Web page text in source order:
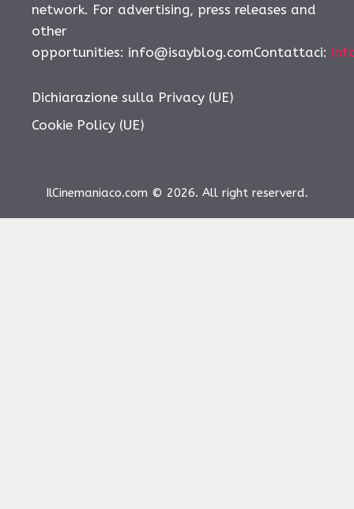
network. For advertising, press releases and
other
opportunities: info@isayblog.comContattaci:
Dichiarazione sulla Privacy (UE)
Cookie Policy (UE)
IlCinemaniaco.com © 2026. All right reserverd.